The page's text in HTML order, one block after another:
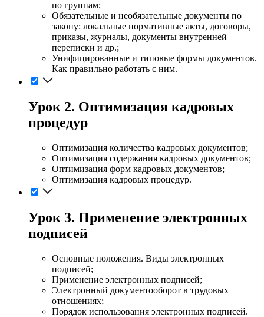
по группам;
Обязательные и необязательные документы по
закону: локальные нормативные акты, договоры,
приказы, журналы, документы внутренней
переписки и др.;
Унифицированные и типовые формы документов.
Как правильно работать с ним.
Урок 2. Оптимизация кадровых
процедур
Оптимизация количества кадровых документов;
Оптимизация содержания кадровых документов;
Оптимизация форм кадровых документов;
Оптимизация кадровых процедур.
Урок 3. Применение электронных
подписей
Основные положения. Виды электронных
подписей;
Применение электронных подписей;
Электронный документооборот в трудовых
отношениях;
Порядок использования электронных подписей.